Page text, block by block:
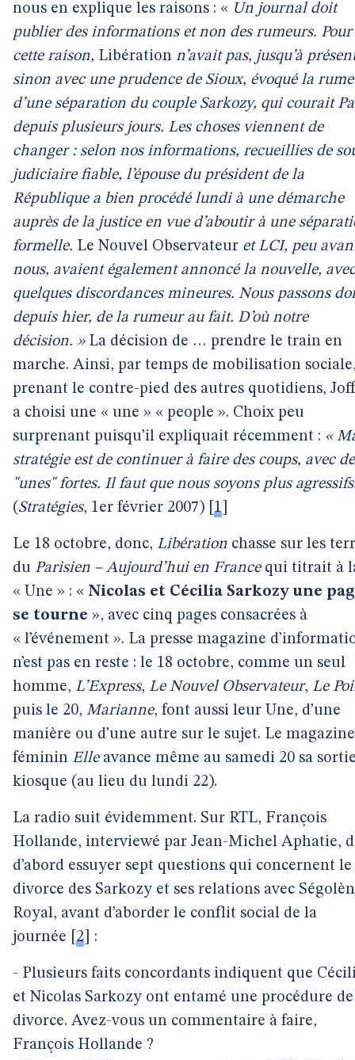
nous en explique les raisons : « Un journal doit
publier des informations et non des rumeurs. Pour
cette raison, Libération n’avait pas, jusqu’à
sinon avec une prudence de Sioux, évoqué la
d’une séparation du couple Sarkozy, qui courait
depuis plusieurs jours. Les choses viennent de
changer : selon nos informations, recueillies de
judiciaire fiable, l’épouse du président de la
République a bien procédé lundi à une démarche
auprès de la justice en vue d’aboutir à une
formelle. Le Nouvel Observateur et LCI, peu
nous, avaient également annoncé la nouvelle, avec
quelques discordances mineures. Nous passons
depuis hier, de la rumeur au fait. D’où notre
décision. »La décision de … prendre le train en
marche. Ainsi, par temps de mobilisation
prenant le contre-pied des autres quotidiens,
a choisi une « une » « people ». Choix peu
surprenant puisqu’il expliquait récemment : «
stratégie est de continuer à faire des coups, avec
"unes" fortes. Il faut que nous soyons plus
(Stratégies, 1er février 2007) 1
Le 18 octobre, donc, Libération chasse sur les
du Parisien – Aujourd’hui en Francequi titrait à
« Une » : « Nicolas et Cécilia Sarkozy une
se tourne », avec cinq pages consacrées à
« l’événement ». La presse magazine
n’est pas en reste : le 18 octobre, comme un seul
homme, L’Express, Le Nouvel Observateur, Le
puis le 20, Marianne, font aussi leur Une, d’une
manière ou d’une autre sur le sujet. Le magazine
féminin Elleavance même au samedi 20 sa
kiosque (au lieu du lundi 22).
La radio suit évidemment. Sur RTL, François
Hollande, interviewé par Jean-Michel Aphatie,
d’abord essuyer sept questions qui concernent le
divorce des Sarkozy et ses relations avec
Royal, avant d’aborder le conflit social de la
journée
2 :
- Plusieurs faits concordants indiquent que
et Nicolas Sarkozy ont entamé une procédure de
divorce. Avez-vous un commentaire à faire,
François Hollande ?